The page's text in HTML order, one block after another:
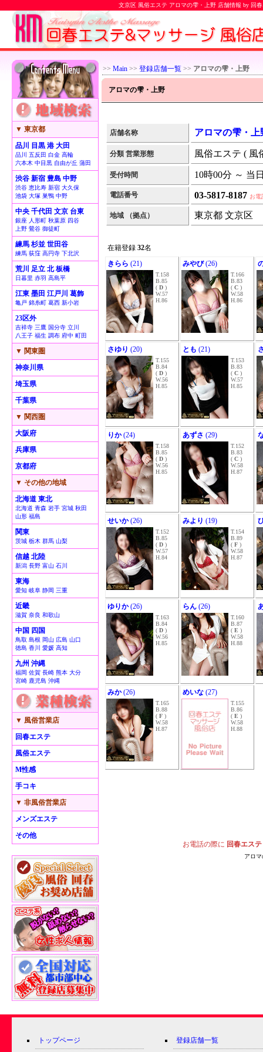
文京区 風俗エステ アロマの雫・上野 店舗情報 by 回
▼ 東京都
品川 目黒 港 大田
品川 五反田 白金 高輪
六本木 中目黒 自由が丘 蒲田
渋谷 新宿 豊島 中野
渋谷 恵比寿 新宿 大久保
池袋 大塚 巣鴨 中野
中央 千代田 文京 台東
銀座 人形町 秋葉原 四谷
上野 鶯谷 御徒町
練馬 杉並 世田谷
練馬 荻窪 高円寺 下北沢
荒川 足立 北 板橋
日暮里 赤羽 高島平
江東 墨田 江戸川 葛飾
亀戸 錦糸町 葛西 新小岩
23区外
吉祥寺 三鷹 国分寺 立川
八王子 福生 調布 府中 町田
▼ 関東圏
神奈川県
埼玉県
千葉県
▼ 関西圏
大阪府
兵庫県
京都府
▼ その他の地域
北海道 東北
北海道 青森 岩手 宮城 秋田
山形 福島
関東
茨城 栃木 群馬 山梨
信越 北陸
新潟 長野 富山 石川
東海
愛知 岐阜 静岡 三重
近畿
滋賀 奈良 和歌山
中国 四国
鳥取 島根 岡山 広島 山口
徳島 香川 愛媛 高知
九州 沖縄
福岡 佐賀 長崎 熊本 大分
宮崎 鹿児島 沖縄
▼ 風俗営業店
回春エステ
風俗エステ
M性感
手コキ
▼ 非風俗営業店
メンズエステ
その他
>> Main >> 登録店舗一覧 >> アロマの雫・上野
アロマの雫・上野
店舗名称 アロマの雫・上
分類 営業形態 風俗エステ ( 風
受付時間 10時00分 ～ 当
電話番号 03-5817-8187 お
地域 （拠点） 東京都 文京区
在籍登録 32名
きらら (21)
T.158
B.85
( D )
W.57
H.86
みやび(26)
T.166
B.83
( C )
W.58
H.86
さゆり (20)
T.155
B.84
( D )
W.56
H.85
とも (21)
T.153
B.83
( C )
W.57
H.85
りか(24)
T.158
B.85
( D )
W.56
H.85
あずさ (29)
T.152
B.83
( C )
W.58
H.87
せいか(26)
T.152
B.85
( D )
W.57
H.84
みより (19)
T.154
B.89
( F )
W.58
H.87
ゆりか(26)
T.163
B.84
( D )
W.56
H.85
らん (26)
T.160
B.87
( E )
W.58
H.88
みか(26)
T.165
B.88
( F )
W.58
H.87
めいな (27)
T.155
B.86
( E )
W.58
H.88
お電話の際に 回春エス
アロ
トップページ 登録店舗一覧